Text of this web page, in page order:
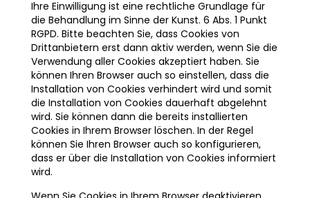
Ihre Einwilligung ist eine rechtliche Grundlage für
die Behandlung im Sinne der Kunst. 6 Abs. 1 Punkt
RGPD. Bitte beachten Sie, dass Cookies von
Drittanbietern erst dann aktiv werden, wenn Sie die
Verwendung aller Cookies akzeptiert haben. Sie
können Ihren Browser auch so einstellen, dass die
Installation von Cookies verhindert wird und somit
die Installation von Cookies dauerhaft abgelehnt
wird. Sie können dann die bereits installierten
Cookies in Ihrem Browser löschen. In der Regel
können Sie Ihren Browser auch so konfigurieren,
dass er über die Installation von Cookies informiert
wird.